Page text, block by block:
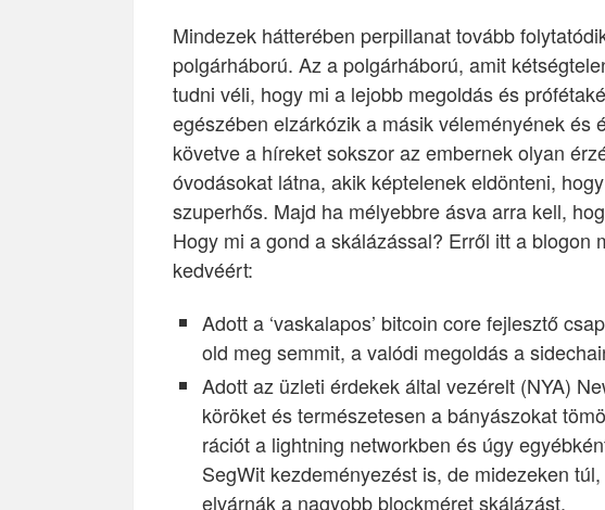
Mindezek hátterében perpillanat tovább
polgárháború. Az a polgárháború, amit
tudni véli, hogy mi a lejobb megoldás és
egészében elzárkózik a másik véleményének és
követve a híreket sokszor az embernek olyan
óvodásokat látna, akik képtelenek eldönteni,
szuperhős. Majd ha mélyebbre ásva arra kell,
Hogy mi a gond a skálázással? Erről itt a blogon
kedvéért:
Adott a ‘vaskalapos’ bitcoin core fejlesztő
old meg semmit, a valódi megoldás a
Adott az üzleti érdekek által vezérelt (NYA)
köröket és természetesen a bányászokat
rációt a lightning networkben és úgy
SegWit kezdeményezést is, de midezeken
elvárnák a nagyobb blockméret skálázást.